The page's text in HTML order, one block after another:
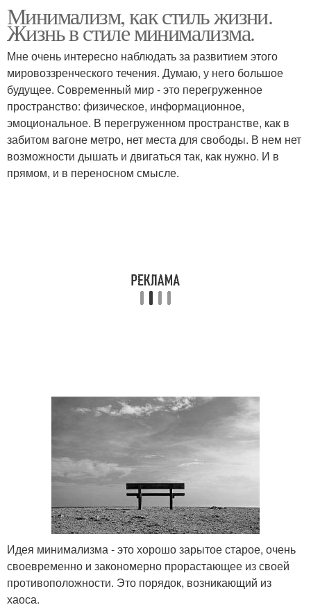
живописи
интерьере
Минимализм, как стиль жизни.
Жизнь в стиле минимализма.
Мне очень интересно наблюдать за развитием этого
мировоззренческого течения. Думаю, у него большое
будущее. Современный мир - это перегруженное
пространство: физическое, информационное,
эмоциональное. В перегруженном пространстве, как в
забитом вагоне метро, нет места для свободы. В нем нет
возможности дышать и двигаться так, как нужно. И в
прямом, и в переносном смысле.
Идея минимализма - это хорошо зарытое старое, очень
своевременно и закономерно прорастающее из своей
противоположности. Это порядок, возникающий из
хаоса.